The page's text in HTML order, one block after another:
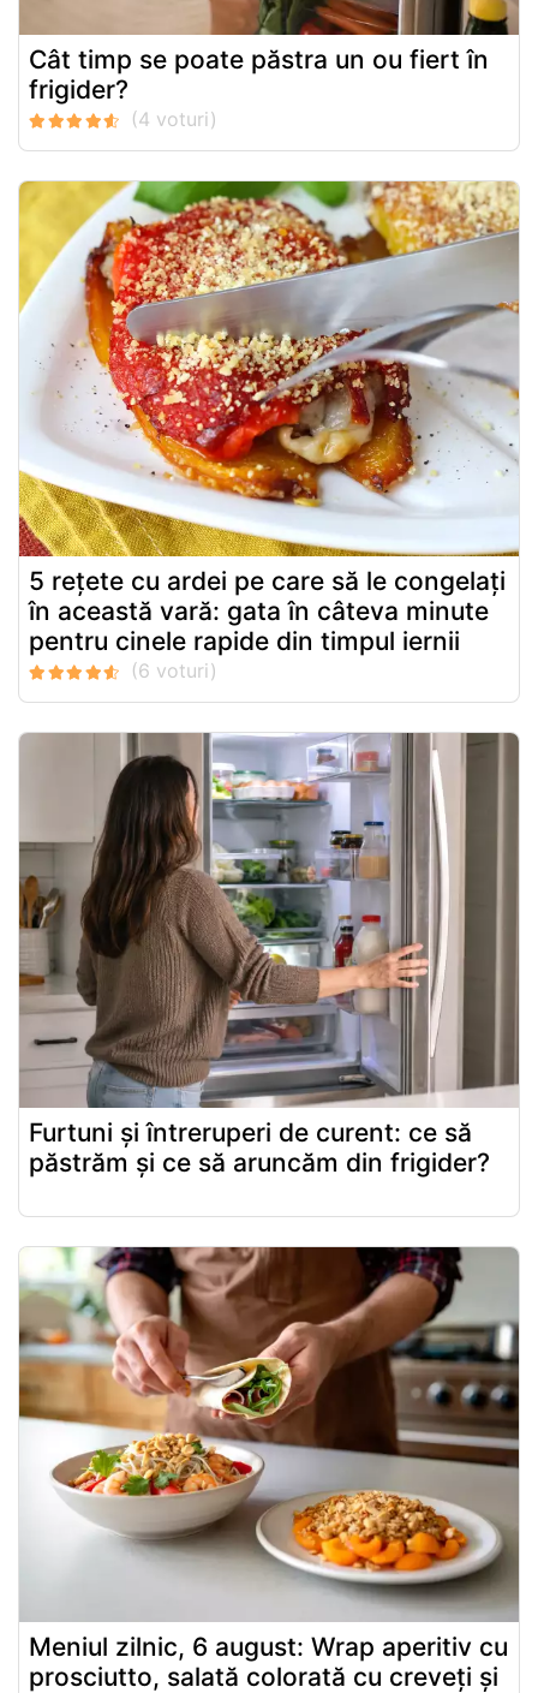
Cât timp se poate păstra un ou fiert în
frigider?
5 rețete cu ardei pe care să le congelați
în această vară: gata în câteva minute
pentru cinele rapide din timpul iernii
Furtuni și întreruperi de curent: ce să
păstrăm și ce să aruncăm din frigider?
Meniul zilnic, 6 august: Wrap aperitiv cu
prosciutto, salată colorată cu creveți și